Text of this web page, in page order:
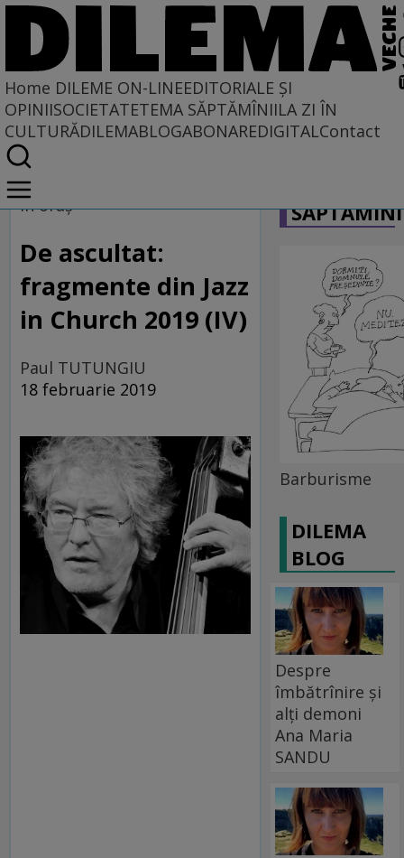
Home DILEME ON-LINEEDITORIALE ȘI
OPINIISOCIETATETEMA SĂPTĂMÎNIILA ZI ÎN
CULTURĂDILEMABLOGABONAREDIGITALContact
Home
Dileme on-line
În oraş
De ascultat:
fragmente din Jazz
in Church 2019 (IV)
Paul TUTUNGIU
18 februarie 2019
Barburisme
DILEMA
BLOG
Despre
îmbătrînire și
alți demoni
Ana Maria
SANDU